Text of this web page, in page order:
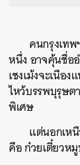
คนกรุงเท
หนึ่ง อาจคุ้นชื่อ
เชงเม้งจะเนือ
ไหว้บรรพบุรุษต
พิเศษ
แต่นอกเห
คือ ก๋วยเตี๋ยวห